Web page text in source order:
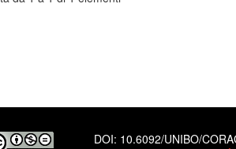
DOI: 10.6092/UNIBO/